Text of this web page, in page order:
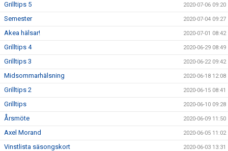
Grilltips 5 2020-07-06 09:20
Semester 2020-07-04 09:27
Akea hälsar! 2020-07-01 08:42
Grilltips 4 2020-06-29 08:49
Grilltips 3 2020-06-22 09:42
Midsommarhälsning 2020-06-18 12:08
Grilltips 2 2020-06-15 08:41
Grilltips 2020-06-10 09:28
Årsmöte 2020-06-09 11:50
Axel Morand 2020-06-05 11:02
Vinstlista säsongskort 2020-06-03 13:31